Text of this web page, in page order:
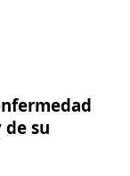
su